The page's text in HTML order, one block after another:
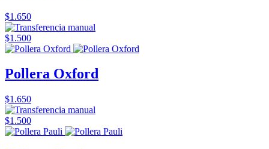
$1.650
$1.500
Pollera Oxford
$1.650
$1.500